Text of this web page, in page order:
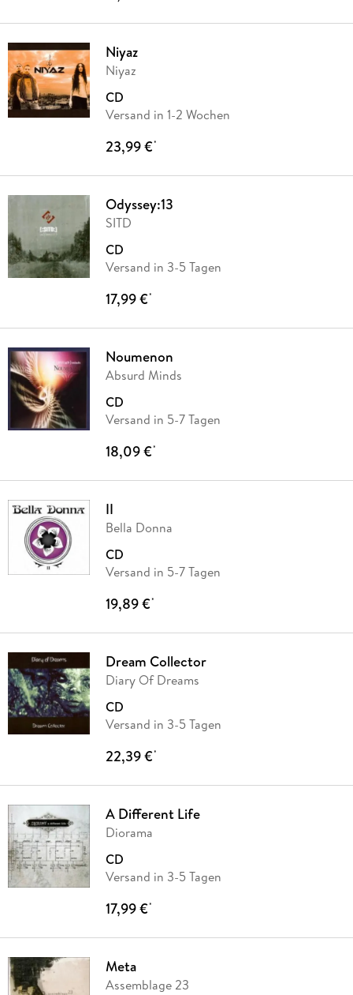
Niyaz
Niyaz
CD
Versand in 1-2 Wochen
23,99 €*
Odyssey:13
SITD
CD
Versand in 3-5 Tagen
17,99 €*
Noumenon
Absurd Minds
CD
Versand in 5-7 Tagen
18,09 €*
II
Bella Donna
CD
Versand in 5-7 Tagen
19,89 €*
Dream Collector
Diary Of Dreams
CD
Versand in 3-5 Tagen
22,39 €*
A Different Life
Diorama
CD
Versand in 3-5 Tagen
17,99 €*
Meta
Assemblage 23